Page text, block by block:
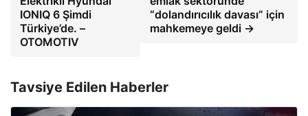
IONIQ 6 Şimdi
Türkiye’de. –
OTOMOTIV
“dolandırıcılık davası” için
mahkemeye geldi →
Tavsiye Edilen Haberler